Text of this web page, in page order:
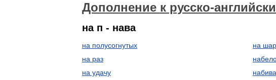
Дополнение к русско-
на п - нава
на полусогнутых
на раз
на удачу
на